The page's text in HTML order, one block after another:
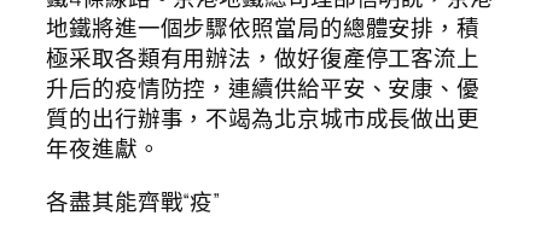
地鐵將進一個步驟依照當局的總體安排，積
極采取各類有用辦法，做好復產停工客流上
升后的疫情防控，連續供給平安、安康、優
質的出行辦事，不竭為北京城市成長做出更
年夜進獻。
各盡其能齊戰“疫”